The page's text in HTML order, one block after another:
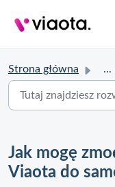
Strona główna ...
Jak mogę
Viaota do